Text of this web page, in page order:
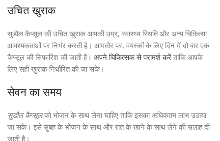
उचित खुराक
सुडौल कैप्सूल की उचित खुराक आपकी उम्र, स्वास्थ्य स्थिति और अन्य चिकित्सा
आवश्यकताओं पर निर्भर करती है। आमतौर पर, वयस्कों के लिए दिन में दो बार एक
कैप्सूल की सिफारिश की जाती है। अपने चिकित्सक से परामर्श करें ताकि आपके
लिए सही खुराक निर्धारित की जा सके।
सेवन का समय
सुडौल कैप्सूलको भोजन के साथ लेना चाहिए ताकि इसका अधिकतम लाभ उठाया
जा सके। इसे सुबह के भोजन के साथ और रात के खाने के साथ लेने की सलाह दी
जाती है।